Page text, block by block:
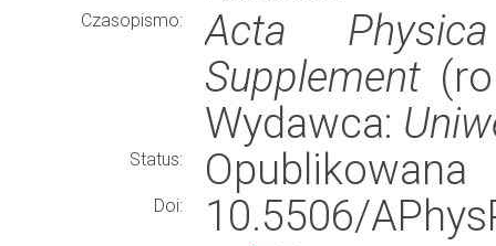
Czasopismo:
Acta
Supplement
Wydawca:
Status: Opublikowana
Doi: 10.5506/